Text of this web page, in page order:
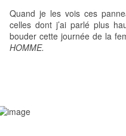
Quand je les vois ces
celles dont j’ai parlé plus
bouder cette journée de la
HOMME.